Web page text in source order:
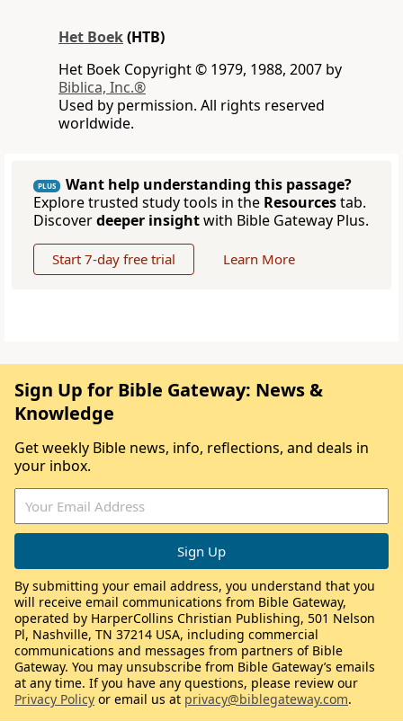
Het Boek(HTB)
Het Boek Copyright © 1979, 1988, 2007 by
Biblica, Inc.®
Used by permission. All rights reserved
worldwide.
PLUS
Want help understanding this passage?
Explore trusted study tools in the Resourcestab.
Discoverdeeper insightwith Bible Gateway Plus.
Start 7-day free trial Learn More
Sign Up for Bible Gateway: News &
Knowledge
Get weekly Bible news, info, reflections, and deals in
your inbox.
By submitting your email address, you understand that you
will receive email communications from Bible Gateway,
operated by HarperCollins Christian Publishing, 501 Nelson
Pl, Nashville, TN 37214 USA, including commercial
communications and messages from partners of Bible
Gateway. You may unsubscribe from Bible Gateway’s emails
at any time. If you have any questions, please review our
Privacy Policy or email us at privacy@biblegateway.com.